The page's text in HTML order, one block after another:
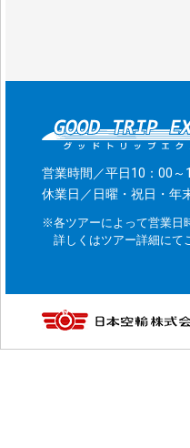
営業時間／平日10：00
休業日／日曜・祝日・年
※各ツアーによって営業日
詳しくはツアー詳細にて